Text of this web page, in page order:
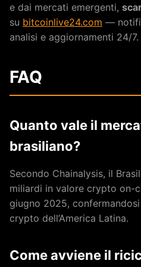
e dai mercati emergenti,
su bitcoinlive24.com —
analisi e aggiornamenti 24/7.
FAQ
Quanto vale il
brasiliano?
Secondo Chainalysis, il
miliardi in valore crypto on-
giugno 2025,
crypto dell’America Latina.
Come avviene il